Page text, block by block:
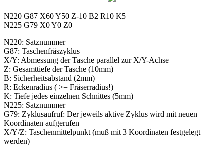
N220 G87 X60 Y50 Z-10 B2 R10 K5
N225 G79 X0 Y0 Z0
N220: Satznummer
G87: Taschenfräszyklus
X/Y: Abmessung der Tasche parallel zur X/Y-Achse
Z: Gesamttiefe der Tasche (10mm)
B: Sicherheitsabstand (2mm)
R: Eckenradius ( >= Fräserradius!)
K: Tiefe jedes einzelnen Schnittes (5mm)
N225: Satznummer
G79: Zyklusaufruf: Der jeweils aktive Zyklus wird mit neuen
Koordinaten aufgerufen
X/Y/Z: Taschenmittelpunkt (muß mit 3 Koordinaten festgelegt
werden)